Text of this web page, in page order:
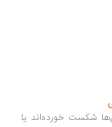
خورده‌اند یا